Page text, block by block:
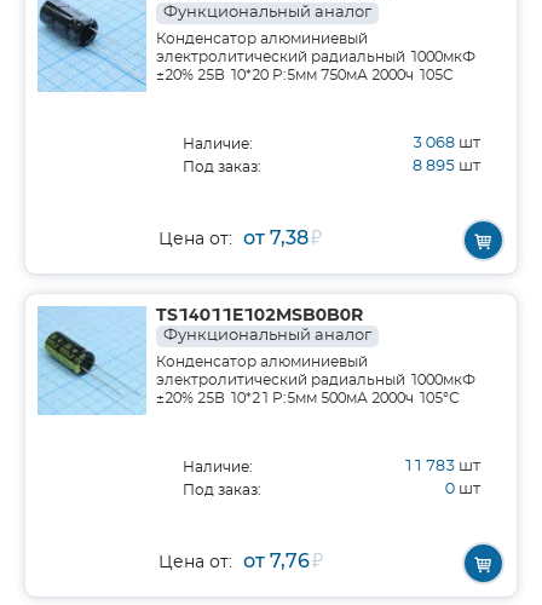
Функциональный аналог
Конденсатор алюминиевый
электролитический радиальный 1000мкФ
±20% 25В 10*20 P:5мм 750мА 2000ч 105C
Наличие: 3 068 шт
Под заказ: 8 895 шт
Цена от: от 7,38₽
TS14011E102MSB0B0R
Функциональный аналог
Конденсатор алюминиевый
электролитический радиальный 1000мкФ
±20% 25В 10*21 P:5мм 500мА 2000ч 105°С
Наличие: 11 783 шт
Под заказ: 0 шт
Цена от: от 7,76₽